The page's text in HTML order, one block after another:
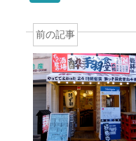
前の記事